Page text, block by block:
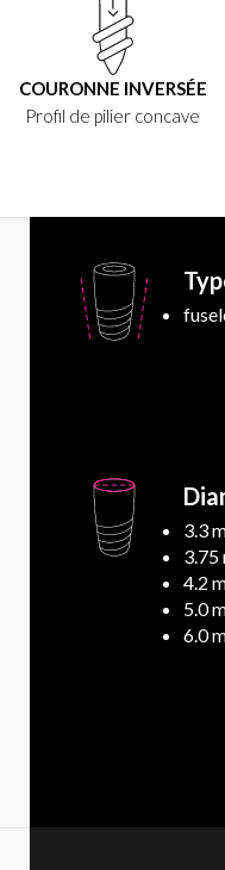
COURONNE INVERSÉE
Profil de pilier concave
3.3
3.75
4.2
5.0
6.0